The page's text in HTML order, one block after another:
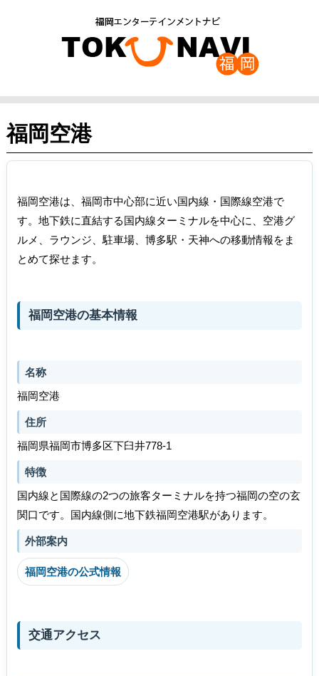
福岡空港
福岡空港は、福岡市中心部に近い国内線・国際線空港で
す。地下鉄に直結する国内線ターミナルを中心に、空港グ
ルメ、ラウンジ、駐車場、博多駅・天神への移動情報をま
とめて探せます。
福岡空港の基本情報
名称
福岡空港
住所
福岡県福岡市博多区下臼井778-1
特徴
国内線と国際線の2つの旅客ターミナルを持つ福岡の空の玄
関口です。国内線側に地下鉄福岡空港駅があります。
外部案内
福岡空港の公式情報
交通アクセス